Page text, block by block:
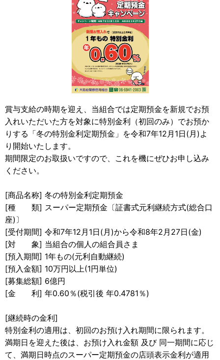
賞与支給の時期を迎え、当組合では定期預金を新規でお預
入れいただいた方を対象に特別金利（初回のみ）でお預か
りする「冬の特別金利定期預金」を令和7年12月1日(月)よ
り開始いたします。
期間限定のお取扱いですので、これを機にぜひお申し込み
ください。
[商品名称] 冬の特別金利定期預金
[種 類] スーパー定期預金〔証書式元利継続方式(総合口
座)〕
[受付期間] 令和7年12月1日(月)から令和8年2月27日(金)
[対 象] 当組合の個人の組合員さま
[預入期間] 1年もの(元利自動継続)
[預入金額] 10万円以上(1円単位)
[募集総額] 6億円
[金 利] 年0.60％(税引後 年0.4781％)
[継続時の金利]
特別金利の適用は、初回のお預け入れ期間に限られます。
満期日を迎えた後は、お預け入れ金額 及び 同一期間に応じ
て、満期日時点のスーパー定期預金の店頭表示金利が適用